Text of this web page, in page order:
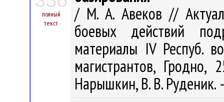
полный
текст
/ М. А. Авеков //
боевых действий
материалы IV Респуб.
магистрантов,
Нарышкин, В. В. Руденик.